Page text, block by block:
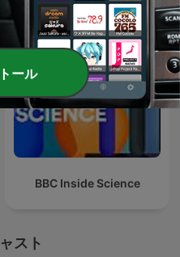
BBC Inside Science
スト
ール